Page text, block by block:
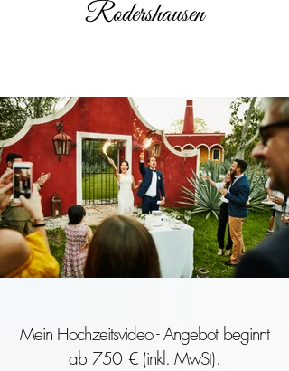
Rodershausen
Mein Hochzeitsvideo - Angebot beginnt
ab 750 € (inkl. MwSt).